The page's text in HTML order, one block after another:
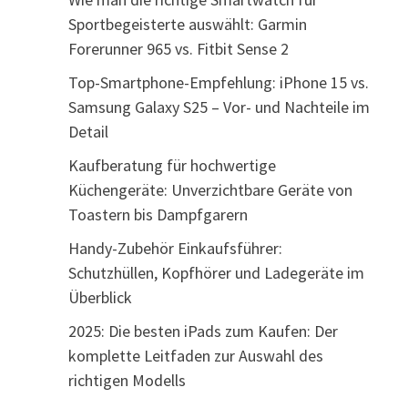
Sportbegeisterte auswählt: Garmin
Forerunner 965 vs. Fitbit Sense 2
Top-Smartphone-Empfehlung: iPhone 15 vs.
Samsung Galaxy S25 – Vor- und Nachteile im
Detail
Kaufberatung für hochwertige
Küchengeräte: Unverzichtbare Geräte von
Toastern bis Dampfgarern
Handy-Zubehör Einkaufsführer:
Schutzhüllen, Kopfhörer und Ladegeräte im
Überblick
2025: Die besten iPads zum Kaufen: Der
komplette Leitfaden zur Auswahl des
richtigen Modells